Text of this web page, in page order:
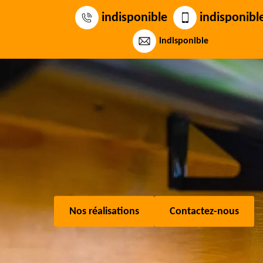
indisponible
indisponible
Nos réalisations Contactez-nous